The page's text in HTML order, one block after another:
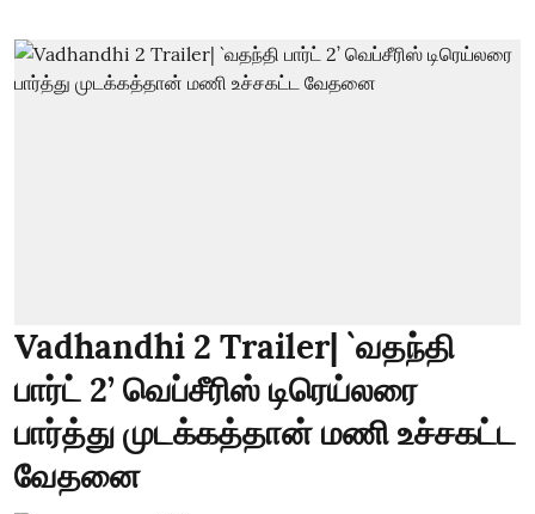
Vadhandhi 2 Trailer| `வதந்தி
பார்ட் 2’ வெப்சீரிஸ் டிரெய்லரை
பார்த்து முடக்கத்தான் மணி உச்சகட்ட
வேதனை